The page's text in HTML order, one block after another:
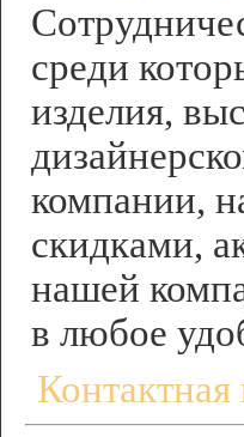
среди
изделия,
компании,
скидками,
нашей
в любое